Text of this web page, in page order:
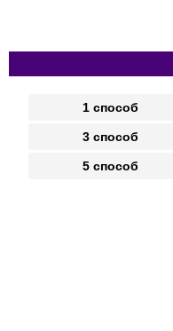
1 способ
3 способ
5 способ